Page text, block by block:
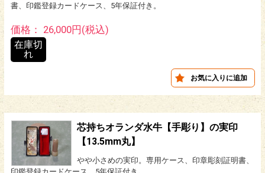
書、印鑑登録カードケース、5年保証付き。
価格： 26,000円(税込)
在庫切
れ
芯持ちオランダ水牛【手彫り】の実印
【13.5mm丸】
やや小さめの実印。専用ケース、印章彫刻証明書、